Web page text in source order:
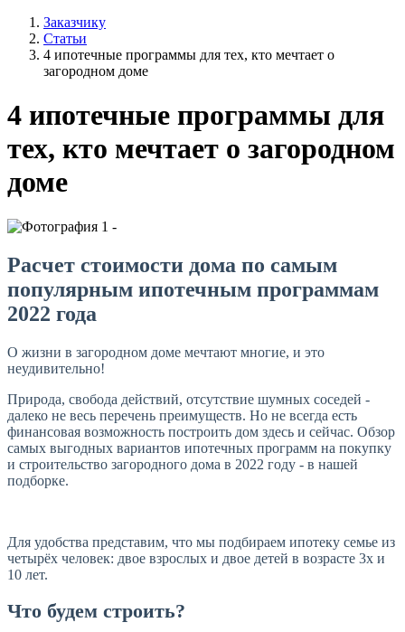
Заказчику
Статьи
4 ипотечные программы для тех, кто мечтает о
загородном доме
4 ипотечные программы для
тех, кто мечтает о загородном
доме
Расчет стоимости дома по самым
популярным ипотечным программам
2022 года
О жизни в загородном доме мечтают многие, и это
неудивительно!
Природа, свобода действий, отсутствие шумных соседей -
далеко не весь перечень преимуществ. Но не всегда есть
финансовая возможность построить дом здесь и сейчас. Обзор
самых выгодных вариантов ипотечных программ на покупку
и строительство загородного дома в 2022 году - в нашей
подборке.
Для удобства представим, что мы подбираем ипотеку семье из
четырёх человек: двое взрослых и двое детей в возрасте 3х и
10 лет.
Что будем строить?